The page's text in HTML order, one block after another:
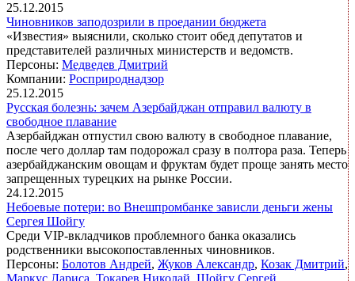
25.12.2015
Чиновников заподозрили в проедании бюджета
«Известия» выяснили, сколько стоит обед депутатов и
представителей различных министерств и ведомств.
Персоны: Медведев Дмитрий
Компании: Росприроднадзор
25.12.2015
Русская болезнь: зачем Азербайджан отправил валюту в
свободное плавание
Азербайджан отпустил свою валюту в свободное плавание,
после чего доллар там подорожал сразу в полтора раза. Теперь
азербайджанским овощам и фруктам будет проще занять место
запрещенных турецких на рынке России.
24.12.2015
Небоевые потери: во Внешпромбанке зависли деньги жены
Сергея Шойгу
Среди VIP-вкладчиков проблемного банка оказались
родственники высокопоставленных чиновников.
Персоны: Болотов Андрей, Жуков Александр, Козак Дмитрий,
Маркус Лариса, Токарев Николай, Шойгу Сергей